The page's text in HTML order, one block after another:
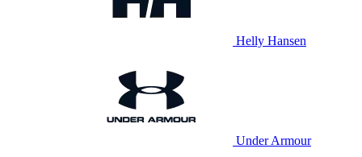
Helly Hansen
Under Armour